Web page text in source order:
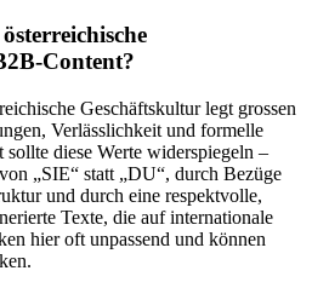
Content?
Geschäftskultur legt grossen
Verlässlichkeit und formelle
diese Werte widerspiegeln –
„SIE“ statt „DU“, durch Bezüge
und durch eine respektvolle,
Texte, die auf internationale
hier oft unpassend und können